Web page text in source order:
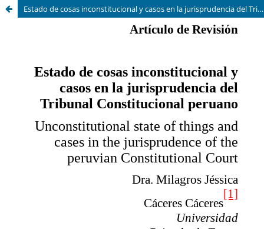
Estado de cosas inconstitucional y casos en la jurisprudencia del Tribunal Constitucional Peruano